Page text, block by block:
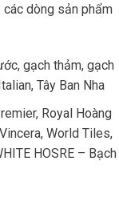
các dòng sản phẩm
gạch thảm, gạch
Tây Ban Nha
Royal Hoàng
World Tiles,
HOSRE – Bạch